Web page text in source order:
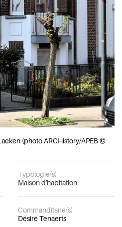
(photo ARCHistory/APEB ©
Typologie(s)
Maison d'habitation
Commanditaire(s)
Désiré Tenaerts